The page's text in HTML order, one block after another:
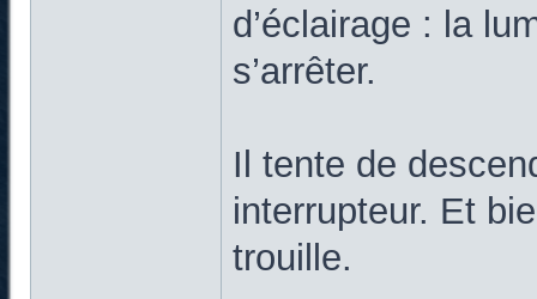
d’éclairage : la
s’arrêter.
Il tente de
interrupteur. Et
trouille.